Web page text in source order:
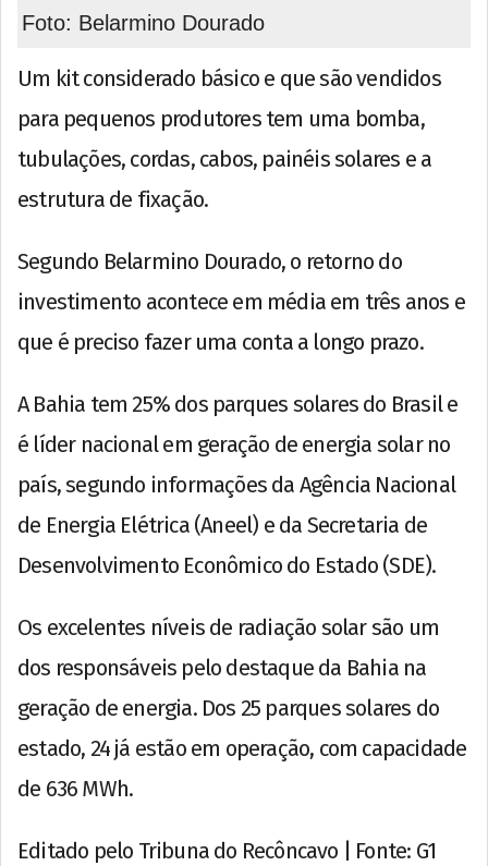
Foto: Belarmino Dourado
Um kit considerado básico e que são vendidos
para pequenos produtores tem uma bomba,
tubulações, cordas, cabos, painéis solares e a
estrutura de fixação.
Segundo Belarmino Dourado, o retorno do
investimento acontece em média em três anos e
que é preciso fazer uma conta a longo prazo.
A Bahia tem 25% dos parques solares do Brasil e
é líder nacional em geração de energia solar no
país, segundo informações da Agência Nacional
de Energia Elétrica (Aneel) e da Secretaria de
Desenvolvimento Econômico do Estado (SDE).
Os excelentes níveis de radiação solar são um
dos responsáveis pelo destaque da Bahia na
geração de energia. Dos 25 parques solares do
estado, 24 já estão em operação, com capacidade
de 636 MWh.
Editado pelo Tribuna do Recôncavo | Fonte: G1